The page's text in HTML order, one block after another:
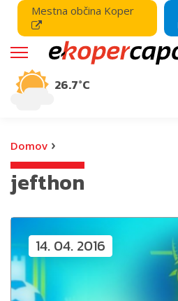
Mestna občina Koper
26.7°C
Domov ›
jefthon
14. 04. 2016